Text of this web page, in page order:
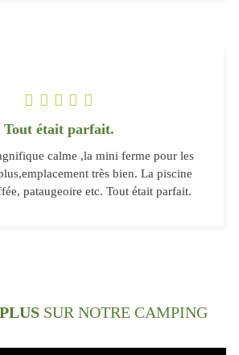
Tout était parfait.
calme ,la mini ferme pour les
très bien. La piscine
pataugeoire etc. Tout était parfait.
SUR NOTRE CAMPING